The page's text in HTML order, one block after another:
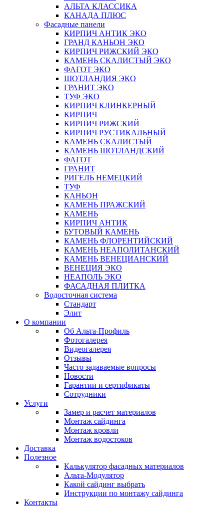
АЛЬТА КЛАССИКА
КАНАДА ПЛЮС
Фасадные панели
КИРПИЧ АНТИК ЭКО
ГРАНД КАНЬОН ЭКО
КИРПИЧ РИЖСКИЙ ЭКО
КАМЕНЬ СКАЛИСТЫЙ ЭКО
ФАГОТ ЭКО
ШОТЛАНДИЯ ЭКО
ГРАНИТ ЭКО
ТУФ ЭКО
КИРПИЧ КЛИНКЕРНЫЙ
КИРПИЧ
КИРПИЧ РИЖСКИЙ
КИРПИЧ РУСТИКАЛЬНЫЙ
КАМЕНЬ СКАЛИСТЫЙ
КАМЕНЬ ШОТЛАНДСКИЙ
ФАГОТ
ГРАНИТ
РИГЕЛЬ НЕМЕЦКИЙ
ТУФ
КАНЬОН
КАМЕНЬ ПРАЖСКИЙ
КАМЕНЬ
КИРПИЧ АНТИК
БУТОВЫЙ КАМЕНЬ
КАМЕНЬ ФЛОРЕНТИЙСКИЙ
КАМЕНЬ НЕАПОЛИТАНСКИЙ
КАМЕНЬ ВЕНЕЦИАНСКИЙ
ВЕНЕЦИЯ ЭКО
НЕАПОЛЬ ЭКО
ФАСАДНАЯ ПЛИТКА
Водосточная система
Стандарт
Элит
О компании
Об Альта-Профиль
Фотогалерея
Видеогалерея
Отзывы
Часто задаваемые вопросы
Новости
Гарантии и сертификаты
Сотрудники
Услуги
Замер и расчет материалов
Монтаж сайдинга
Монтаж кровли
Монтаж водостоков
Доставка
Полезное
Калькулятор фасадных материалов
Альта-Модулятор
Какой сайдинг выбрать
Инструкции по монтажу сайдинга
Контакты